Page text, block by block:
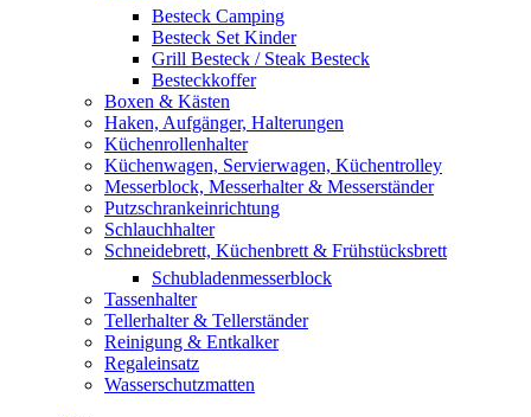
Besteck Camping
Besteck Set Kinder
Grill Besteck / Steak Besteck
Besteckkoffer
Boxen & Kästen
Haken, Aufgänger, Halterungen
Küchenrollenhalter
Küchenwagen, Servierwagen, Küchentrolley
Messerblock, Messerhalter & Messerständer
Putzschrankeinrichtung
Schlauchhalter
Schneidebrett, Küchenbrett & Frühstücksbrett
Schubladenmesserblock
Tassenhalter
Tellerhalter & Tellerständer
Reinigung & Entkalker
Regaleinsatz
Wasserschutzmatten